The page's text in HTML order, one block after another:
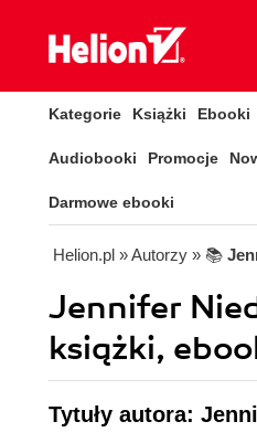
Kategorie Książki Ebooki
Audiobooki Promocje
Darmowe ebooki
Helion.pl » Autorzy » 📚
Jennifer
książki,
Tytuły autora: